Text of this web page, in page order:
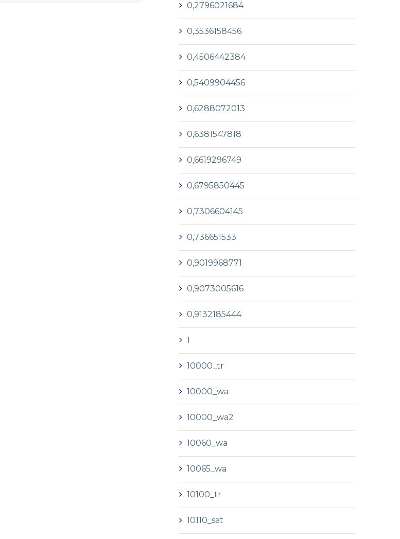
0,2796021684
0,3536158456
0,4506442384
0,5409904456
0,6288072013
0,6381547818
0,6619296749
0,6795850445
0,7306604145
0,736651533
0,9019968771
0,9073005616
0,9132185444
1
10000_tr
10000_wa
10000_wa2
10060_wa
10065_wa
10100_tr
10110_sat